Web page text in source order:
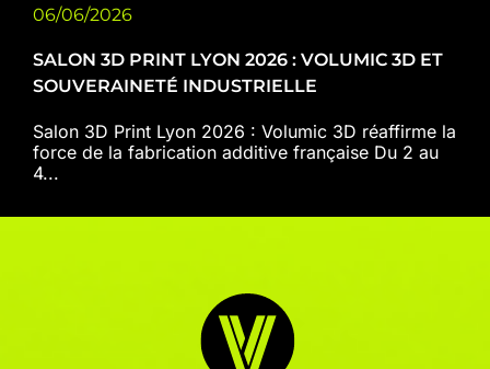
06/06/2026
SALON 3D PRINT LYON 2026 : VOLUMIC 3D ET
SOUVERAINETÉ INDUSTRIELLE
Salon 3D Print Lyon 2026 : Volumic 3D réaffirme la
force de la fabrication additive française Du 2 au
4...